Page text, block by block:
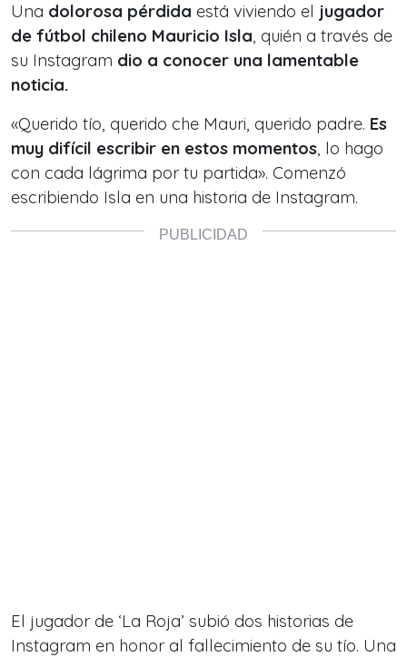
Una dolorosa pérdida está viviendo el jugador
de fútbol chileno Mauricio Isla, quién a través de
su Instagram dio a conocer una lamentable
noticia.
«Querido tío, querido che Mauri, querido padre. Es
muy difícil escribir en estos momentos, lo hago
con cada lágrima por tu partida». Comenzó
escribiendo Isla en una historia de Instagram.
El jugador de ‘La Roja’ subió dos historias de
Instagram en honor al fallecimiento de su tío. Una